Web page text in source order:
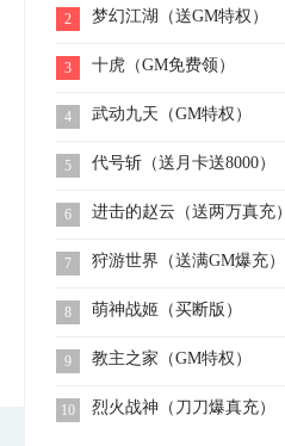
2 梦幻江湖（送GM特权）
3 十虎（GM免费领）
4 武动九天（GM特权）
5
代号斩（送月卡送8000）
6 进击的赵云（送两万真充）
7 狩游世界（送满GM爆充）
8 萌神战姬（买断版）
9
教主之家（GM特权）
10 烈火战神（刀刀爆真充）